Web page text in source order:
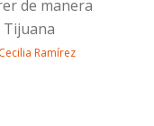
de manera
Ramírez